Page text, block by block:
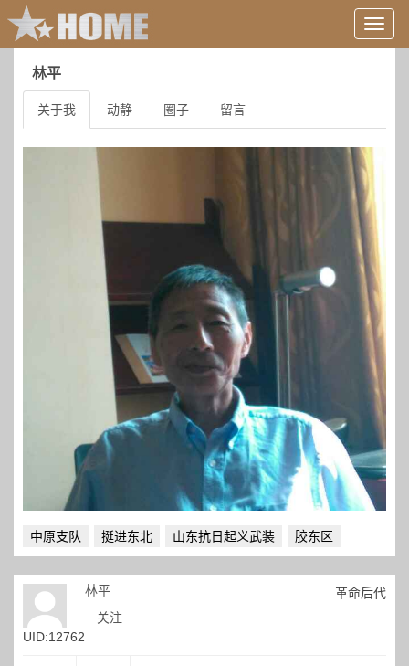
用
户
林平
关于我 动静 圈子 留言
中原支队 挺进东北 山东抗日起义武装 胶东区
UID:12762
林平
关注
革命后代